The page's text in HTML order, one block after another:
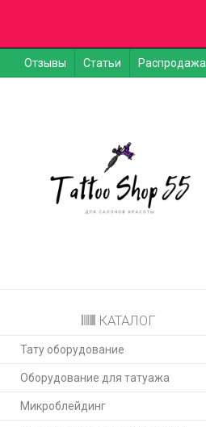
Отзывы Статьи Распродажа
КАТАЛОГ
Тату оборудование
Оборудование для татуажа
Микроблейдинг